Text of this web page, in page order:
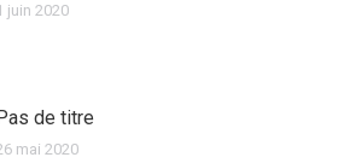
juin 2020
de titre
mai 2020